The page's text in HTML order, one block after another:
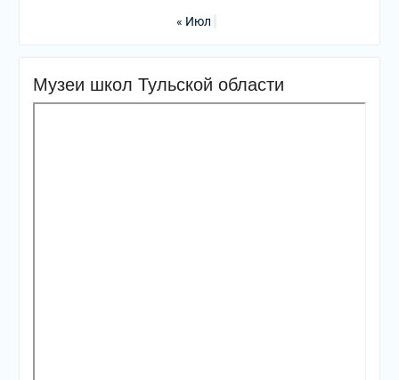
« Июл
Музеи школ Тульской области